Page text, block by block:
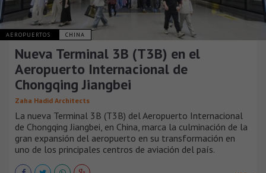
AEROPUERTOS CHINA
Nueva Terminal 3B (T3B) en el
Aeropuerto Internacional de
Chongqing Jiangbei
Zaha Hadid Architects
La nueva Terminal 3B (T3B) del Aeropuerto Internacional
de Chongqing Jiangbei, en China, marca la culminación de la
gran expansión del aeropuerto en su transformación en
uno de los principales centros de aviación del país.